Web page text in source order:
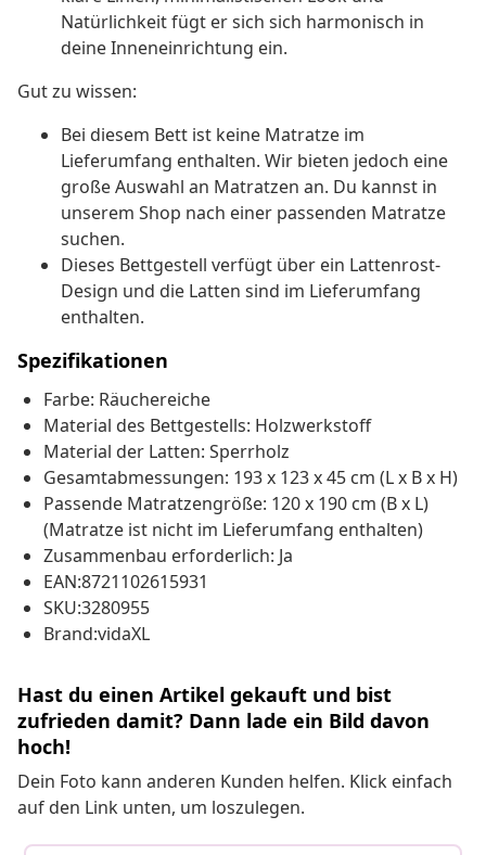
Natürlichkeit fügt er sich sich harmonisch in
deine Inneneinrichtung ein.
Gut zu wissen:
Bei diesem Bett ist keine Matratze im
Lieferumfang enthalten. Wir bieten jedoch eine
große Auswahl an Matratzen an. Du kannst in
unserem Shop nach einer passenden Matratze
suchen.
Dieses Bettgestell verfügt über ein Lattenrost-
Design und die Latten sind im Lieferumfang
enthalten.
Spezifikationen
Farbe: Räuchereiche
Material des Bettgestells: Holzwerkstoff
Material der Latten: Sperrholz
Gesamtabmessungen: 193 x 123 x 45 cm (L x B x H)
Passende Matratzengröße: 120 x 190 cm (B x L)
(Matratze ist nicht im Lieferumfang enthalten)
Zusammenbau erforderlich: Ja
EAN:8721102615931
SKU:3280955
Brand:vidaXL
Hast du einen Artikel gekauft und bist
zufrieden damit? Dann lade ein Bild davon
hoch!
Dein Foto kann anderen Kunden helfen. Klick einfach
auf den Link unten, um loszulegen.